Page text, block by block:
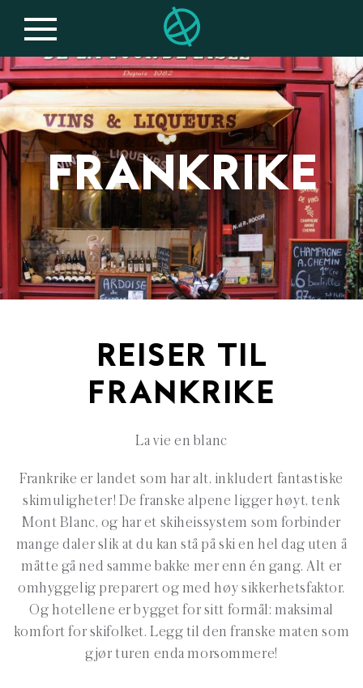
FRANKRIKE
REISER TIL
FRANKRIKE
La vie en blanc
Frankrike er landet som har alt, inkludert fantastiske
skimuligheter! De franske alpene ligger høyt, tenk
Mont Blanc, og har et skiheissystem som forbinder
mange daler slik at du kan stå på ski en hel dag uten å
måtte gå ned samme bakke mer enn én gang. Alt er
omhyggelig preparert og med høy sikkerhetsfaktor.
Og hotellene er bygget for sitt formål: maksimal
komfort for skifolket. Legg til den franske maten som
gjør turen enda morsommere!